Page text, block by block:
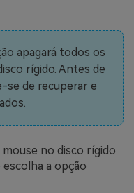
apagará todos os
rígido. Antes de
se de recuperar e
no disco rígido
escolha a opção